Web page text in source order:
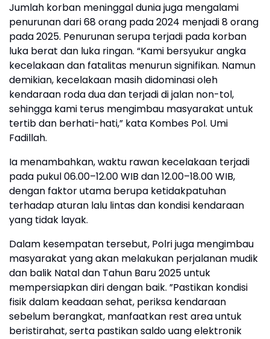
Jumlah korban meninggal dunia juga mengalami
penurunan dari 68 orang pada 2024 menjadi 8 orang
pada 2025. Penurunan serupa terjadi pada korban
luka berat dan luka ringan. “Kami bersyukur angka
kecelakaan dan fatalitas menurun signifikan. Namun
demikian, kecelakaan masih didominasi oleh
kendaraan roda dua dan terjadi di jalan non-tol,
sehingga kami terus mengimbau masyarakat untuk
tertib dan berhati-hati,” kata Kombes Pol. Umi
Fadillah.
Ia menambahkan, waktu rawan kecelakaan terjadi
pada pukul 06.00–12.00 WIB dan 12.00–18.00 WIB,
dengan faktor utama berupa ketidakpatuhan
terhadap aturan lalu lintas dan kondisi kendaraan
yang tidak layak.
Dalam kesempatan tersebut, Polri juga mengimbau
masyarakat yang akan melakukan perjalanan mudik
dan balik Natal dan Tahun Baru 2025 untuk
mempersiapkan diri dengan baik. ”Pastikan kondisi
fisik dalam keadaan sehat, periksa kendaraan
sebelum berangkat, manfaatkan rest area untuk
beristirahat, serta pastikan saldo uang elektronik